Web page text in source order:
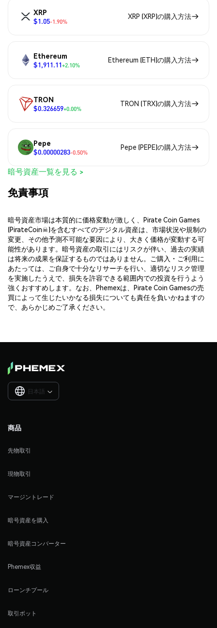
XRP
$1.05-1.90%
XRP (XRP)の購入方法
Ethereum
$1,911.11+2.10%
Ethereum (ETH)の購入方法
TRON
$0.326659+0.00%
TRON (TRX)の購入方法
Pepe
$0.00000283-0.50%
Pepe (PEPE)の購入方法
暗号資産一覧を見る >
免責事項
暗号資産市場は本質的に価格変動が激しく、Pirate Coin Games
(PirateCoin☠)を含むすべてのデジタル資産は、市場状況や規制の
変更、その他予測不可能な要因により、大きく価格が変動する可
能性があります。暗号資産の取引にはリスクが伴い、過去の実績
は将来の成果を保証するものではありません。ご購入・ご利用に
あたっては、ご自身で十分なリサーチを行い、適切なリスク管理
を実施したうえで、損失を許容できる範囲内での投資を行うよう
強くおすすめします。なお、Phemexは、Pirate Coin Gamesの売
買によって生じたいかなる損失についても責任を負いかねますの
で、あらかじめご了承ください。
日本語 
商品
先物取引
現物取引
マージントレード
暗号資産を購入
暗号資産コンバーター
Phemex収益
ローンチプール
取引ボット